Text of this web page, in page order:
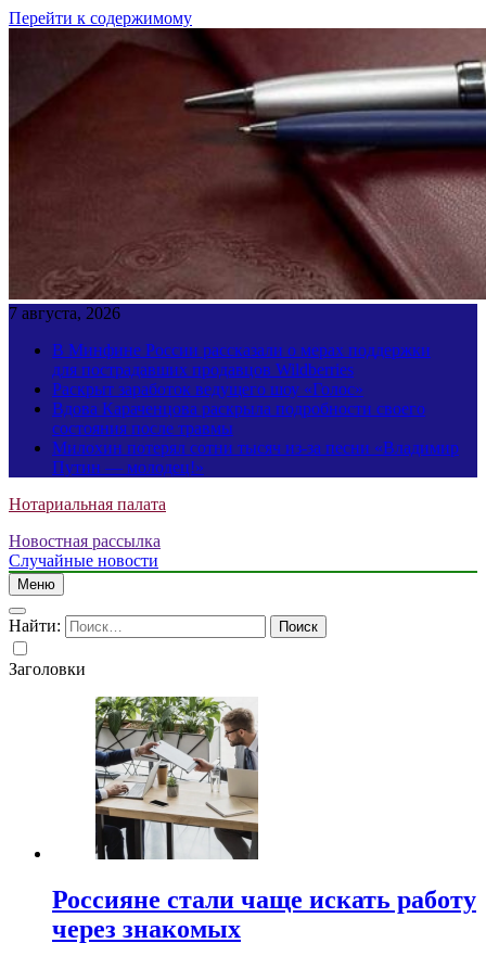
Перейти к содержимому
7 августа, 2026
В Минфине России рассказали о мерах поддержки
для пострадавших продавцов Wildberries
Раскрыт заработок ведущего шоу «Голос»
Вдова Караченцова раскрыла подробности своего
состояния после травмы
Милохин потерял сотни тысяч из-за песни «Владимир
Путин — молодец!»
Нотариальная палата
Новостная рассылка
Случайные новости
Меню
Найти:
Заголовки
Россияне стали чаще искать работу
через знакомых